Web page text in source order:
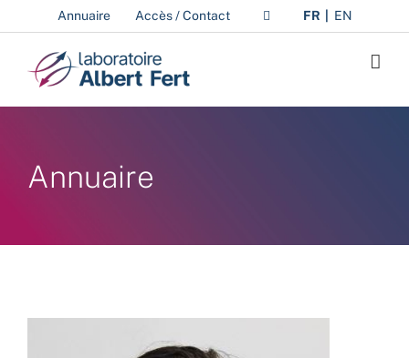
au
contenu
Annuaire Accès / Contact FR EN
Annuaire